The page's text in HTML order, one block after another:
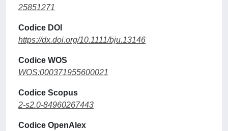
25851271
Codice DOI
https://dx.doi.org/10.1111/bju.13146
Codice WOS
WOS:000371955600021
Codice Scopus
2-s2.0-84960267443
Codice OpenAlex